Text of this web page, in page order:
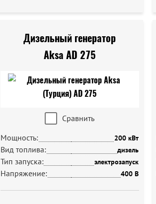
Дизельный генератор
Aksa AD 275
Сравнить
Мощность:
200 кВт
Вид топлива: дизель
Тип запуска: электрозапуск
Напряжение: 400 В